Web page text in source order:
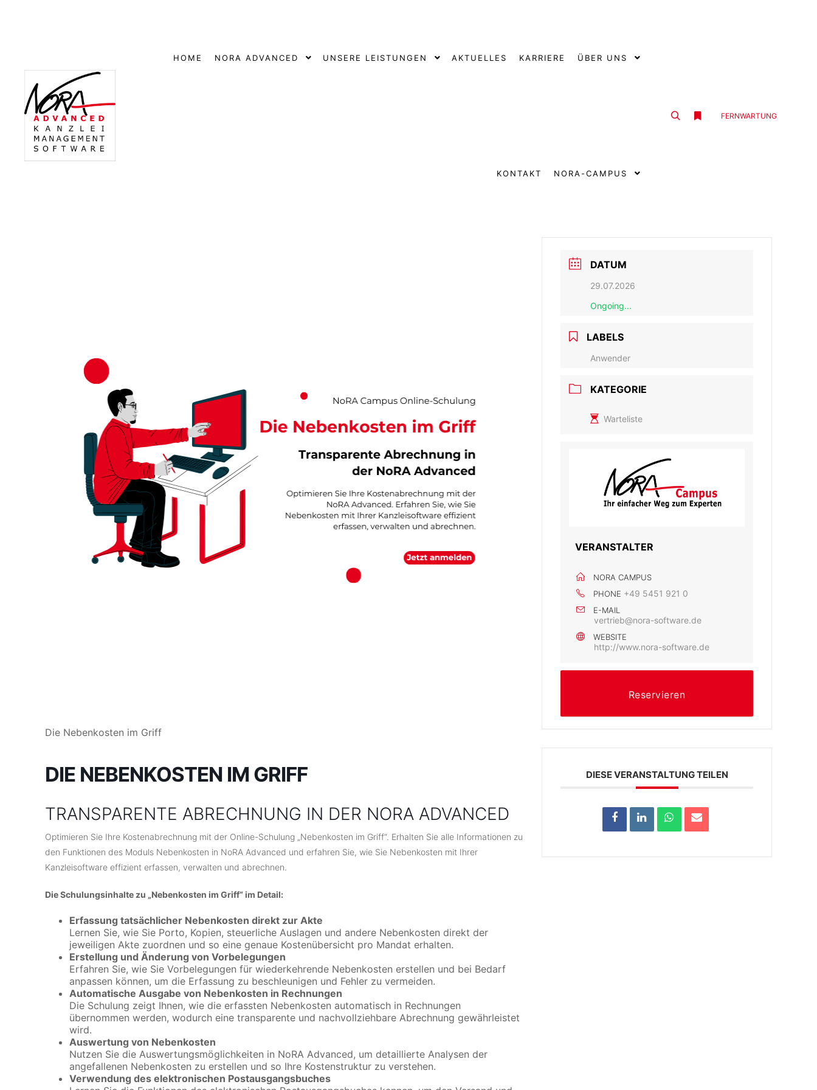
HOME NORA ADVANCED UNSERE LEISTUNGEN AKTUELLES KARRIERE ÜBER UNS
KONTAKT NORA-CAMPUS
FERNWARTUNG
Die Nebenkosten im Griff
DIE NEBENKOSTEN IM GRIFF
TRANSPARENTE ABRECHNUNG IN DER NORA ADVANCED
Optimieren Sie Ihre Kostenabrechnung mit der Online-Schulung „Nebenkosten im Griff“. Erhalten Sie alle Informationen zu
den Funktionen des Moduls Nebenkosten in NoRA Advanced und erfahren Sie, wie Sie Nebenkosten mit Ihrer
Kanzleisoftware effizient erfassen, verwalten und abrechnen.
Die Schulungsinhalte zu „Nebenkosten im Griff“ im Detail:
Erfassung tatsächlicher Nebenkosten direkt zur Akte
Lernen Sie, wie Sie Porto, Kopien, steuerliche Auslagen und andere Nebenkosten direkt der
jeweiligen Akte zuordnen und so eine genaue Kostenübersicht pro Mandat erhalten.
Erstellung und Änderung von Vorbelegungen
Erfahren Sie, wie Sie Vorbelegungen für wiederkehrende Nebenkosten erstellen und bei Bedarf
anpassen können, um die Erfassung zu beschleunigen und Fehler zu vermeiden.
Automatische Ausgabe von Nebenkosten in Rechnungen
Die Schulung zeigt Ihnen, wie die erfassten Nebenkosten automatisch in Rechnungen
übernommen werden, wodurch eine transparente und nachvollziehbare Abrechnung gewährleistet
wird.
Auswertung von Nebenkosten
Nutzen Sie die Auswertungsmöglichkeiten in NoRA Advanced, um detaillierte Analysen der
angefallenen Nebenkosten zu erstellen und so Ihre Kostenstruktur zu verstehen.
Verwendung des elektronischen Postausgangsbuches
DATUM
29.07.2026
Ongoing...
LABELS
Anwender
KATEGORIE
Warteliste
VERANSTALTER
NORA CAMPUS
PHONE +49 5451 921 0
E-MAIL
vertrieb@nora-software.de
WEBSITE
http://www.nora-software.de
Reservieren
DIESE VERANSTALTUNG TEILEN